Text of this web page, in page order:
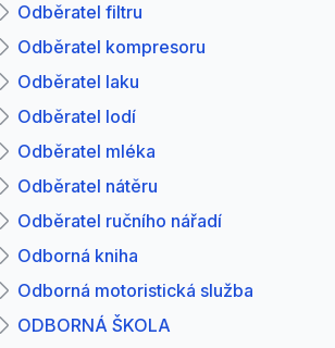
Odběratel filtru
Odběratel kompresoru
Odběratel laku
Odběratel lodí
Odběratel mléka
Odběratel nátěru
Odběratel ručního nářadí
Odborná kniha
Odborná motoristická služba
ODBORNÁ ŠKOLA